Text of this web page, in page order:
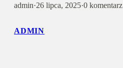
admin·26 lipca, 2025·0 komentarz
ADMIN